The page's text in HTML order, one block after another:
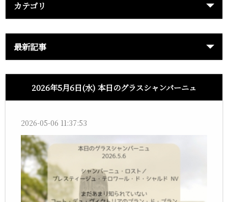
カテゴリ
最新記事
2026年5月6日(水) 本日のグラスシャンパーニュ
2026-05-06 11:37:53